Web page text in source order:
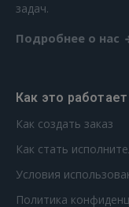
задач.
Подробнее о нас
Как это работает
Как создать заказ
Как стать
Условия
Политика